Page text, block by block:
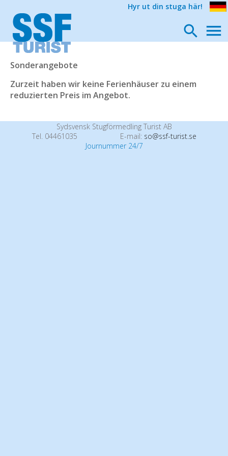
Hyr ut din stuga här!
Sonderangebote
Zurzeit haben wir keine Ferienhäuser zu einem
reduzierten Preis im Angebot.
Sydsvensk Stugförmedling Turist AB
Tel. 04461035
E-mail: so@ssf-turist.se
Journummer 24/7